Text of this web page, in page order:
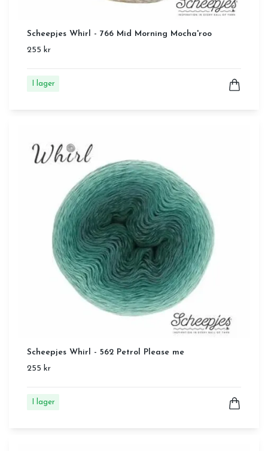
Scheepjes Whirl - 766 Mid Morning Mocha'roo
255 kr
I lager
Scheepjes Whirl - 562 Petrol Please me
255 kr
I lager